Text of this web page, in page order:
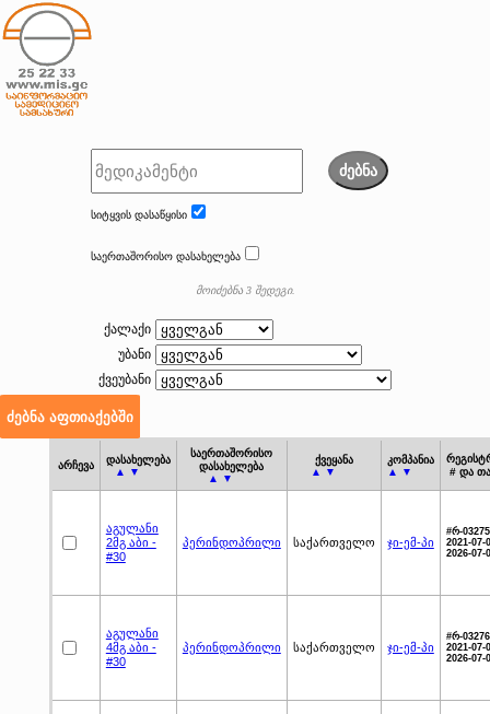
ძებნა
სიტყვის დასაწყისი
საერთაშორისო დასახელება
მოიძებნა 3 შედეგი.
ქალაქი
უბანი
ქვეუბანი
არჩევა
დასახელება
▲ ▼
საერთაშორისო
დასახელება
▲ ▼
ქვეყანა
▲ ▼
კომპანია
▲ ▼
# და
აგულანი
2მგ აბი -
#30
პერინდოპრილი საქართველო ჯი-ემ-პი
#რ-
2021-07-
2026-07-
აგულანი
4მგ აბი -
#30
პერინდოპრილი საქართველო ჯი-ემ-პი
#რ-
2021-07-
2026-07-